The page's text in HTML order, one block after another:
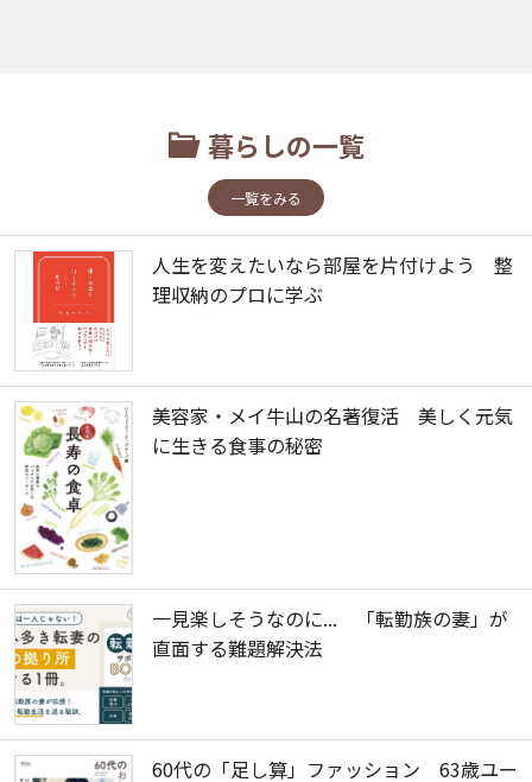
暮らしの一覧
一覧をみる
人生を変えたいなら部屋を片付けよう 整
理収納のプロに学ぶ
美容家・メイ牛山の名著復活 美しく元気
に生きる食事の秘密
一見楽しそうなのに... 「転勤族の妻」が
直面する難題解決法
60代の「足し算」ファッション 63歳ユー